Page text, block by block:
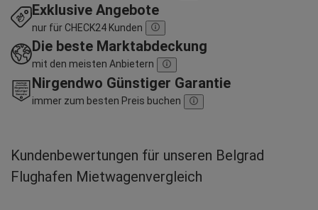
Exklusive Angebote
nur für CHECK24 Kunden
Die beste Marktabdeckung
mit den meisten Anbietern
Nirgendwo Günstiger Garantie
immer zum besten Preis buchen
Kundenbewertungen für unseren Belgrad
Flughafen Mietwagenvergleich